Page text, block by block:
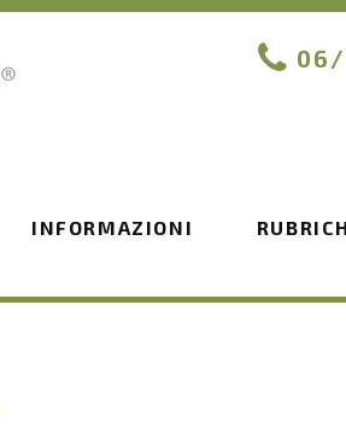
06/
INFORMAZIONI